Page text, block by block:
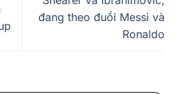
đang theo đuổi Messi và
Ronaldo